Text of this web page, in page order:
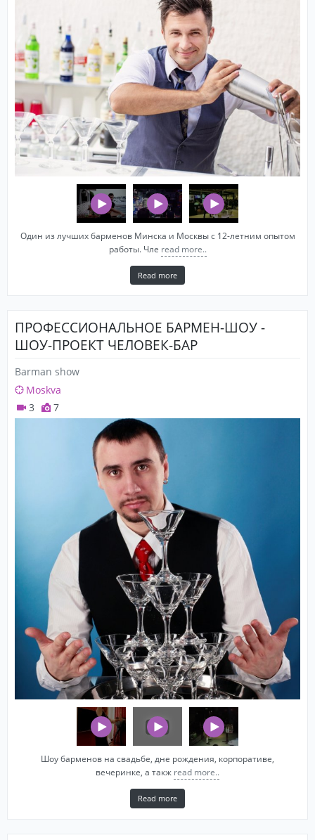
Один из лучших барменов Минска и Москвы с 12-летним опытом
работы. Чле read more..
Read more
ПРОФЕССИОНАЛЬНОЕ БАРМЕН-ШОУ -
ШОУ-ПРОЕКТ ЧЕЛОВЕК-БАР
Barman show
Moskva
3
7
Шоу барменов на свадьбе, дне рождения, корпоративе,
вечеринке, а такж read more..
Read more